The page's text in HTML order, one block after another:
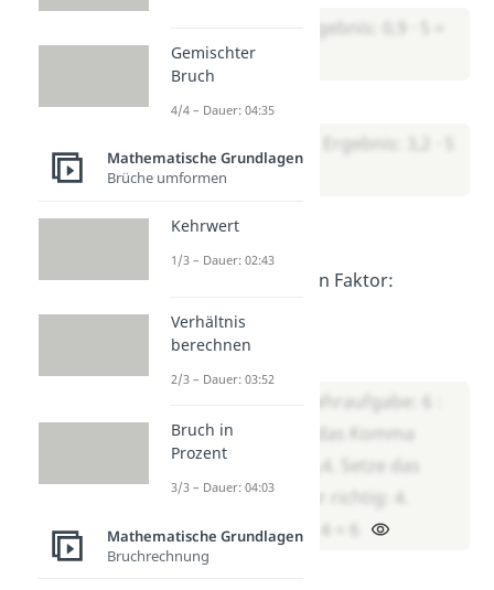
45 : 5 = 9 → Ergebnis: 0,9 · 5 =
4,5
3,2 · ___ = 16
16 : 32 = 0,5 → Ergebnis: 3,2 · 5
= 16
Aufgabe 2
Ergänze den zweiten Faktor:
1,5 · ___ = 6
Bilde die Umkehraufgabe: 6 :
1,5 = ___. Lass das Komma
weg: 6 : 15 = 0,4. Setze das
Komma wieder richtig: 4.
Ergebnis: 1,5 · 4 = 6
___ · 4 = 3,2
Gemischter
Bruch
4/4 – Dauer: 04:35
Mathematische Grundlagen
Brüche umformen
Kehrwert
1/3 – Dauer: 02:43
Verhältnis
berechnen
2/3 – Dauer: 03:52
Bruch in
Prozent
3/3 – Dauer: 04:03
Mathematische Grundlagen
Bruchrechnung